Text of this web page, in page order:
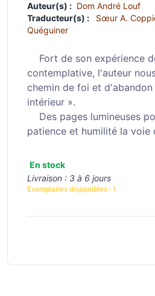
Auteur(s) : Dom André Louf
Traducteur(s) :
Sœur A.
Quéguiner
Fort de son expérience
contemplative, l'auteur
chemin de foi et
intérieur ».
Des pages lumineuses
patience et humilité la voie
En stock
Livraison : 3 à 6 jours
Exemplaires disponibles : 1